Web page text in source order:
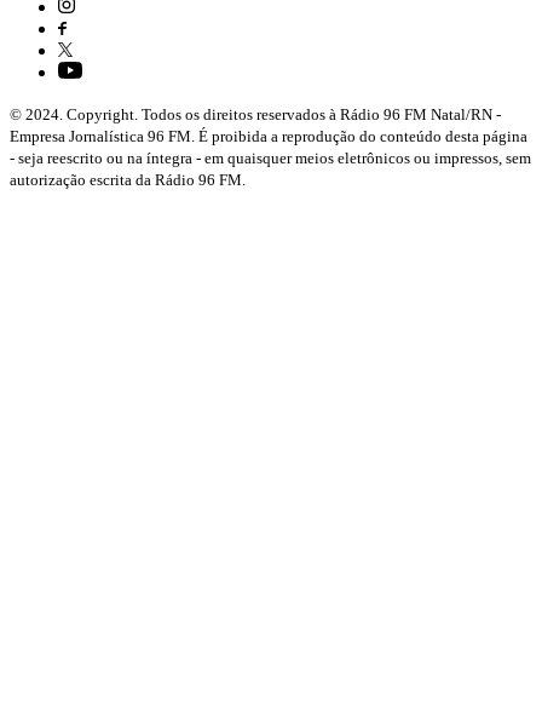
© 2024. Copyright. Todos os direitos reservados à Rádio 96 FM Natal/RN -
Empresa Jornalística 96 FM. É proibida a reprodução do conteúdo desta página
- seja reescrito ou na íntegra - em quaisquer meios eletrônicos ou impressos, sem
autorização escrita da Rádio 96 FM.